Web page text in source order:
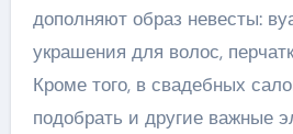
дополняют образ невесты:
украшения для волос,
Кроме того, в свадебных
подобрать и другие важные